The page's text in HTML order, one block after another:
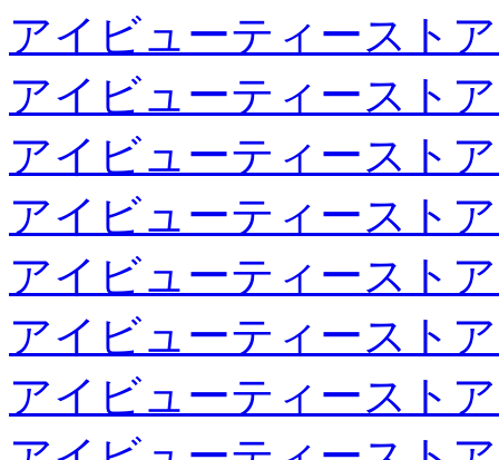
アイビューティースト
アイビューティースト
アイビューティースト
アイビューティースト
アイビューティースト
アイビューティースト
アイビューティースト